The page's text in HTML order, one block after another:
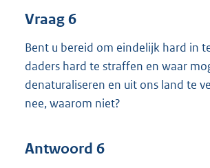
Vraag 6
Bent u bereid om eindelijk hard in
daders hard te straffen en waar
denaturaliseren en uit ons land te
nee, waarom niet?
Antwoord 6